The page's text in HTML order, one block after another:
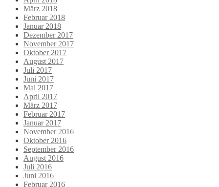
März 2018
Februar 2018
Januar 2018
Dezember 2017
November 2017
Oktober 2017
August 2017
Juli 2017
Juni 2017
Mai 2017
April 2017
März 2017
Februar 2017
Januar 2017
November 2016
Oktober 2016
September 2016
August 2016
Juli 2016
Juni 2016
Februar 2016